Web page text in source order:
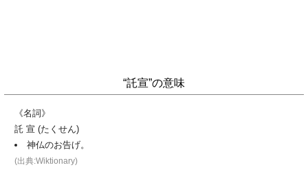
“託宣”の意味
《名詞》
託 宣 (たくせん)
神仏のお告げ。
(出典:Wiktionary)